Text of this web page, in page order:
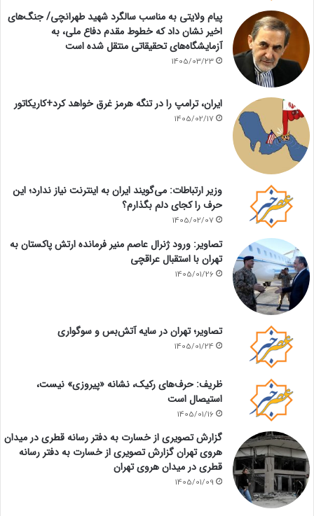
پیام ولایتی به مناسب سالگرد شهید طهرانچی/ جنگ‌های
اخیر نشان داد که خطوط مقدم دفاع ملی، به
آزمایشگاه‌های تحقیقاتی منتقل شده است
1405/03/23
ایران، ترامپ را در تنگه هرمز غرق خواهد کرد+کاریکاتور
1405/02/17
وزیر ارتباطات: می‌گویند ایران به اینترنت نیاز ندارد؛ این
حرف را کجای دلم بگذارم؟
1405/02/07
تصاویر: ورود ژنرال عاصم منیر فرمانده ارتش پاکستان به
تهران با استقبال عراقچی
1405/01/26
تصاویر؛ تهران در سایه آتش‌بس و سوگواری
1405/01/24
ظریف: حرف‌های رکیک، نشانه «پیروزی» نیست،
استیصال است
1405/01/16
گزارش تصویری از خسارت به دفتر رسانه قطری در میدان
هروی تهران گزارش تصویری از خسارت به دفتر رسانه
قطری در میدان هروی تهران
1405/01/09